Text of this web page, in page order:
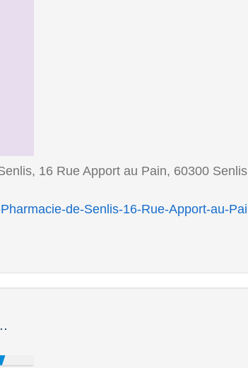
16 Rue Apport au Pain, 60300
de-Senlis-16-Rue-Apport-au-